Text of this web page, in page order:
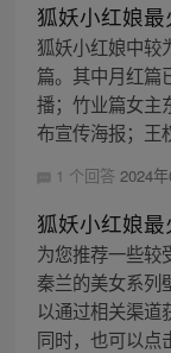
狐妖小红娘
狐妖小红娘中较
篇。其中月红篇
播；竹业篇女主
布宣传海报；王
1 个回答 2024
狐妖小红娘
为您推荐一些较
秦兰的美女系列
以通过相关渠道
同时，也可以点